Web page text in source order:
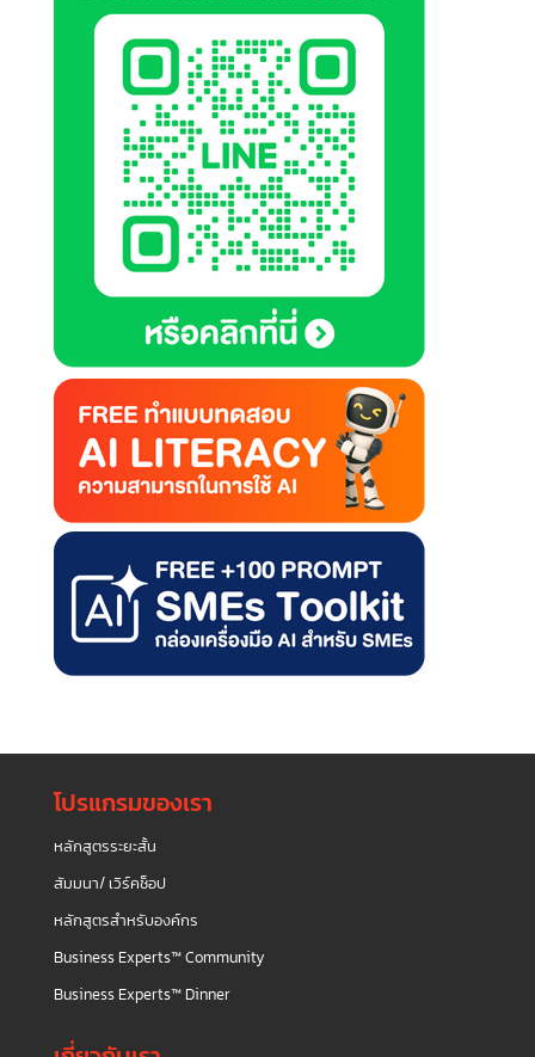
โปรแกรมของเรา
หลักสูตรระยะสั้น
สัมมนา/ เวิร์คช็อป
หลักสูตรสำหรับองค์กร
Business Experts™ Community
Business Experts™ Dinner